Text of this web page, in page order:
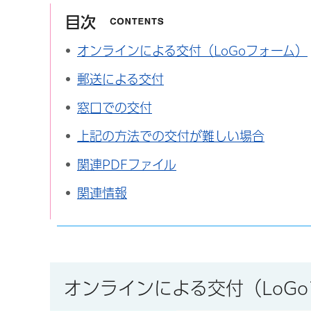
目次
オンラインによる交付（LoGoフォーム）
郵送による交付
窓口での交付
上記の方法での交付が難しい場合
関連PDFファイル
関連情報
オンラインによる交付（LoGo